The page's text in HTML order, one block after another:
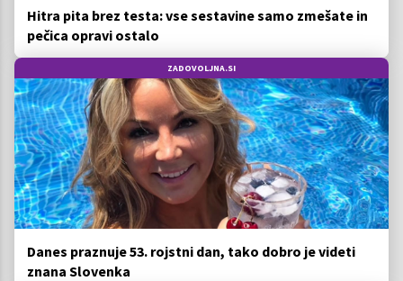
Hitra pita brez testa: vse sestavine samo zmešate in
pečica opravi ostalo
ZADOVOLJNA.SI
Danes praznuje 53. rojstni dan, tako dobro je videti
znana Slovenka